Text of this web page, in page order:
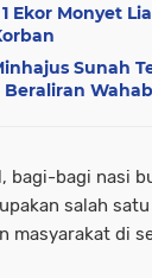
Ekor Monyet
Sunah
bagi-bagi nasi
salah
masyarakat di